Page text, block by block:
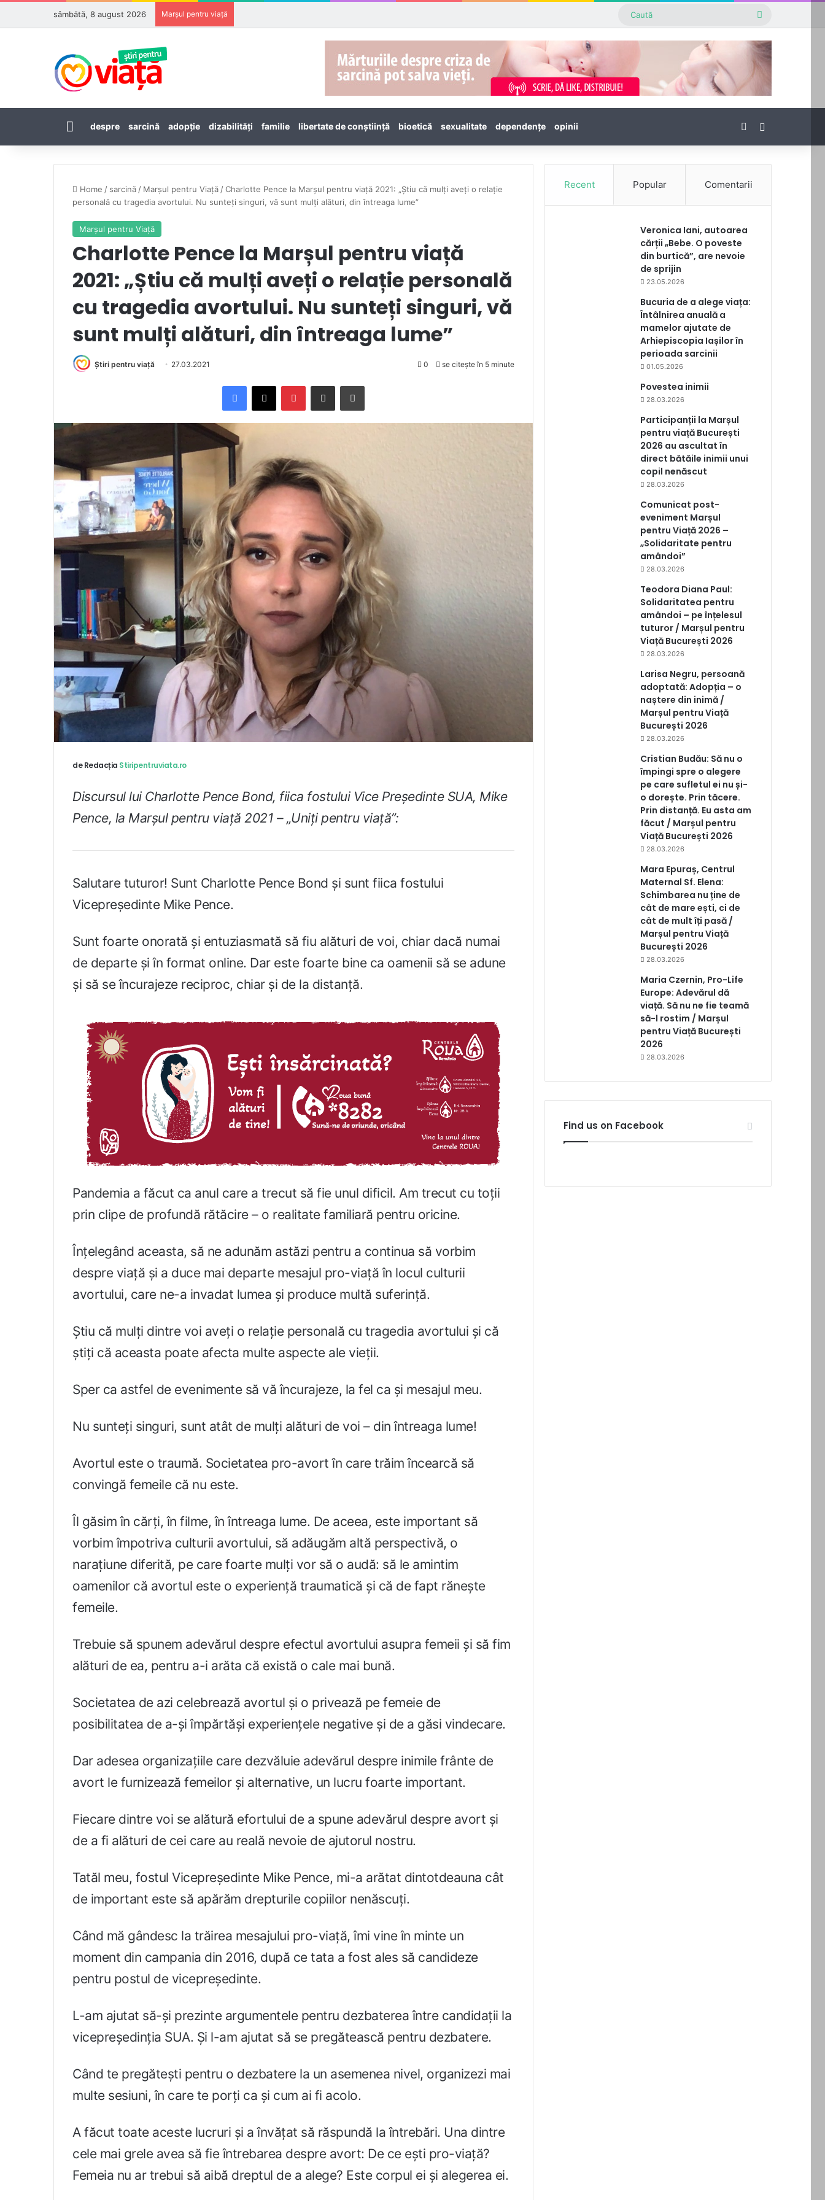
sâmbătă, 8 august 2026 Marșul pentru viață
Prima pagină
despre sarcină adopţie dizabilităţi familie libertate de conștiință bioetică sexualitate dependenţe opinii Facebook
Home / sarcină / Marşul pentru Viaţă /Charlotte Pence la Marșul pentru viață 2021: „Știu că mulți aveți o relație
personală cu tragedia avortului. Nu sunteți singuri, vă sunt mulți alături, din întreaga lume”
Marşul pentru Viaţă
Charlotte Pence la Marșul pentru viață
2021: „Știu că mulți aveți o relație personală
cu tragedia avortului. Nu sunteți singuri, vă
sunt mulți alături, din întreaga lume”
Știri pentru viață 27.03.2021 0 se citește în 5 minute
de Redacția Stiripentruviata.ro
Discursul lui Charlotte Pence Bond, fiica fostului Vice Președinte SUA, Mike
Pence, la Marșul pentru viață 2021 – „Uniți pentru viață”:
Salutare tuturor! Sunt Charlotte Pence Bond și sunt fiica fostului
Vicepreședinte Mike Pence.
Sunt foarte onorată și entuziasmată să fiu alături de voi, chiar dacă numai
de departe și în format online. Dar este foarte bine ca oamenii să se adune
și să se încurajeze reciproc, chiar și de la distanță.
Pandemia a făcut ca anul care a trecut să fie unul dificil. Am trecut cu toții
prin clipe de profundă rătăcire – o realitate familiară pentru oricine.
Înțelegând aceasta, să ne adunăm astăzi pentru a continua să vorbim
despre viață și a duce mai departe mesajul pro-viață în locul culturii
avortului, care ne-a invadat lumea și produce multă suferință.
Știu că mulți dintre voi aveți o relație personală cu tragedia avortului și că
știți că aceasta poate afecta multe aspecte ale vieții.
Sper ca astfel de evenimente să vă încurajeze, la fel ca și mesajul meu.
Nu sunteți singuri, sunt atât de mulți alături de voi – din întreaga lume!
Avortul este o traumă. Societatea pro-avort în care trăim încearcă să
convingă femeile că nu este.
Îl găsim în cărți, în filme, în întreaga lume. De aceea, este important să
vorbim împotriva culturii avortului, să adăugăm altă perspectivă, o
narațiune diferită, pe care foarte mulți vor să o audă: să le amintim
oamenilor că avortul este o experiență traumatică și că de fapt rănește
femeile.
Trebuie să spunem adevărul despre efectul avortului asupra femeii și să fim
alături de ea, pentru a-i arăta că există o cale mai bună.
Societatea de azi celebrează avortul și o privează pe femeie de
posibilitatea de a-și împărtăși experiențele negative și de a găsi vindecare.
Dar adesea organizațiile care dezvăluie adevărul despre inimile frânte de
avort le furnizează femeilor și alternative, un lucru foarte important.
Fiecare dintre voi se alătură efortului de a spune adevărul despre avort și
de a fi alături de cei care au reală nevoie de ajutorul nostru.
Tatăl meu, fostul Vicepreședinte Mike Pence, mi-a arătat dintotdeauna cât
de important este să apărăm drepturile copiilor nenăscuți.
Când mă gândesc la trăirea mesajului pro-viață, îmi vine în minte un
moment din campania din 2016, după ce tata a fost ales să candideze
pentru postul de vicepreședinte.
L-am ajutat să-și prezinte argumentele pentru dezbaterea între candidații la
vicepreședinția SUA. Și l-am ajutat să se pregătească pentru dezbatere.
Când te pregătești pentru o dezbatere la un asemenea nivel, organizezi mai
multe sesiuni, în care te porți ca și cum ai fi acolo.
A făcut toate aceste lucruri și a învățat să răspundă la întrebări. Una dintre
cele mai grele avea să fie întrebarea despre avort: De ce ești pro-viață?
Femeia nu ar trebui să aibă dreptul de a alege? Este corpul ei și alegerea ei.
Recent Popular Comentarii
Veronica Iani, autoarea
cărții „Bebe. O poveste
din burtică”, are nevoie
de sprijin
23.05.2026
Bucuria de a alege viața:
Întâlnirea anuală a
mamelor ajutate de
Arhiepiscopia Iașilor în
perioada sarcinii
01.05.2026
Povestea inimii
28.03.2026
Participanții la Marșul
pentru viață București
2026 au ascultat în
direct bătăile inimii unui
copil nenăscut
28.03.2026
Comunicat post-
eveniment Marșul
pentru Viață 2026 –
„Solidaritate pentru
amândoi”
28.03.2026
Teodora Diana Paul:
Solidaritatea pentru
amândoi – pe înțelesul
tuturor / Marșul pentru
Viață București 2026
28.03.2026
Larisa Negru, persoană
adoptată: Adopția – o
naștere din inimă /
Marșul pentru Viață
București 2026
28.03.2026
Cristian Budău: Să nu o
împingi spre o alegere
pe care sufletul ei nu și-
o dorește. Prin tăcere.
Prin distanță. Eu asta am
făcut / Marșul pentru
Viață București 2026
28.03.2026
Mara Epuraș, Centrul
Maternal Sf. Elena:
Schimbarea nu ține de
cât de mare ești, ci de
cât de mult îți pasă /
Marșul pentru Viață
București 2026
28.03.2026
Maria Czernin, Pro-Life
Europe: Adevărul dă
viață. Să nu ne fie teamă
să-l rostim / Marșul
pentru Viață București
2026
28.03.2026
Find us on Facebook